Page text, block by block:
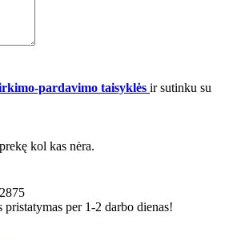
pardavimo taisyklės ir sutinku su
kol kas nėra.
pristatymas per 1-2 darbo dienas!